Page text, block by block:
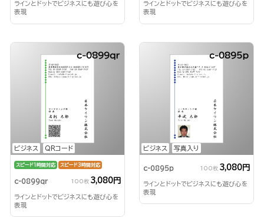
ラインとドットでビジネスにも遊び心を
表現
ラインとドットでビジネスにも遊び心を
表現
ビジネス QRコード
c-0899qr
スピード1時間対応 スピード3時間対応
c-0899qr 100枚 3,080円
ラインとドットでビジネスにも遊び心を
表現
ビジネス 写真入り
c-0895p
c-0895p 100枚 3,080円
ラインとドットでビジネスにも遊び心を
表現